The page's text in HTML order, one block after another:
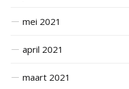
mei 2021
april 2021
maart 2021